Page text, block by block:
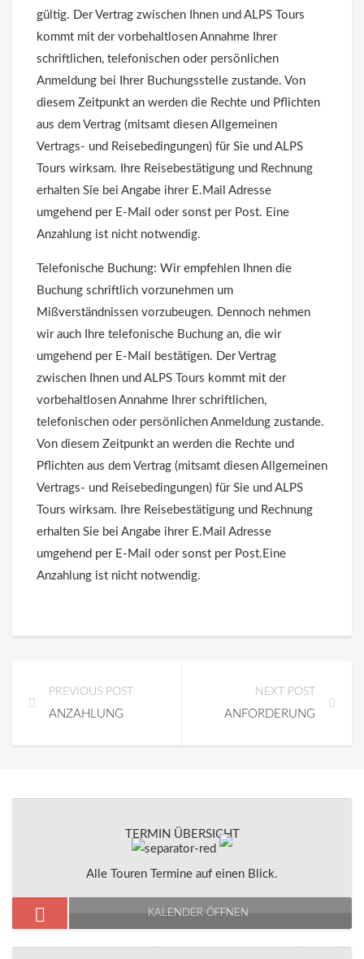
gültig. Der Vertrag zwischen Ihnen und ALPS Tours
kommt mit der vorbehaltlosen Annahme Ihrer
schriftlichen, telefonischen oder persönlichen
Anmeldung bei Ihrer Buchungsstelle zustande. Von
diesem Zeitpunkt an werden die Rechte und Pflichten
aus dem Vertrag (mitsamt diesen Allgemeinen
Vertrags- und Reisebedingungen) für Sie und ALPS
Tours wirksam. Ihre Reisebestätigung und Rechnung
erhalten Sie bei Angabe ihrer E.Mail Adresse
umgehend per E-Mail oder sonst per Post. Eine
Anzahlung ist nicht notwendig.
Telefonische Buchung: Wir empfehlen Ihnen die
Buchung schriftlich vorzunehmen um
Mißverständnissen vorzubeugen. Dennoch nehmen
wir auch Ihre telefonische Buchung an, die wir
umgehend per E-Mail bestätigen. Der Vertrag
zwischen Ihnen und ALPS Tours kommt mit der
vorbehaltlosen Annahme Ihrer schriftlichen,
telefonischen oder persönlichen Anmeldung zustande.
Von diesem Zeitpunkt an werden die Rechte und
Pflichten aus dem Vertrag (mitsamt diesen Allgemeinen
Vertrags- und Reisebedingungen) für Sie und ALPS
Tours wirksam. Ihre Reisebestätigung und Rechnung
erhalten Sie bei Angabe ihrer E.Mail Adresse
umgehend per E-Mail oder sonst per Post.Eine
Anzahlung ist nicht notwendig.
PREVIOUS POST
ANZAHLUNG
NEXT POST
ANFORDERUNG
TERMIN ÜBERSICHT
Alle Touren Termine auf einen Blick.
KALENDER ÖFFNEN